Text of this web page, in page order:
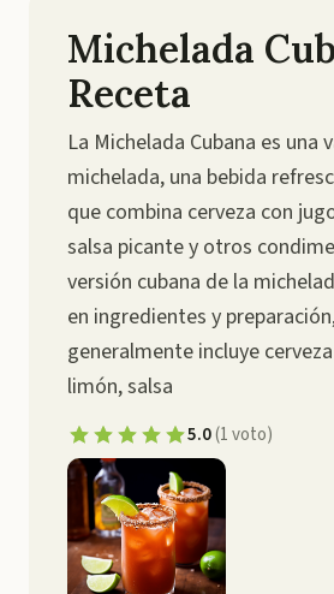
Michelada
Receta
La Michelada Cubana es una
michelada, una bebida
que combina cerveza con
salsa picante y otros
versión cubana de la
en ingredientes y
generalmente incluye
limón, salsa
5.0(1voto)